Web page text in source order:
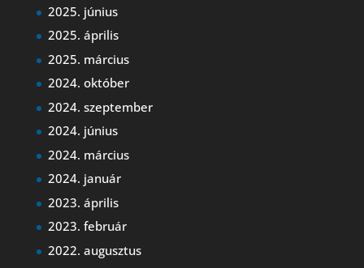
2025. június
2025. április
2025. március
2024. október
2024. szeptember
2024. június
2024. március
2024. január
2023. április
2023. február
2022. augusztus